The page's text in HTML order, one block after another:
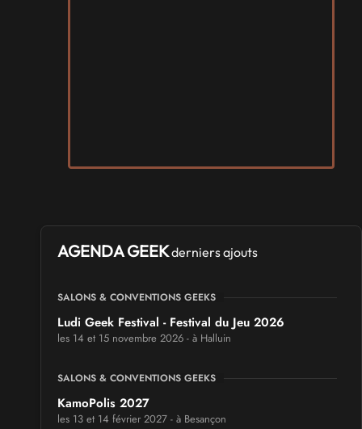
AGENDA GEEKderniers ajouts
SALONS & CONVENTIONS GEEKS
Ludi Geek Festival - Festival du Jeu 2026
les 14 et 15 novembre 2026 - à Halluin
SALONS & CONVENTIONS GEEKS
KamoPolis 2027
les 13 et 14 février 2027 - à Besançon